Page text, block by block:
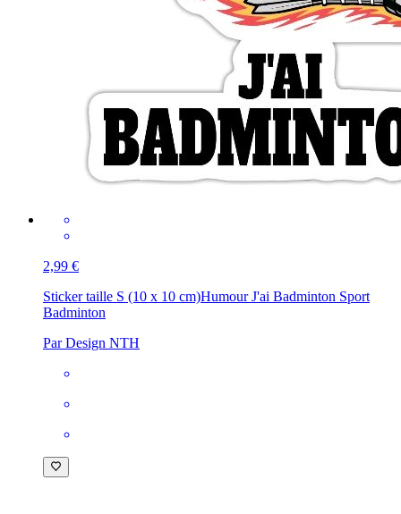
2,99 €
Sticker taille S (10 x 10 cm)Humour J'ai Badminton Sport
Badminton
Par Design NTH